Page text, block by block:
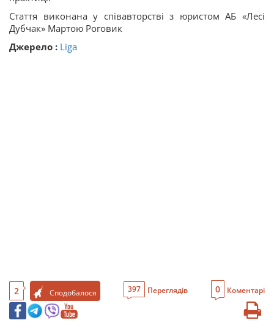
Стаття виконана у співавторстві з юристом АБ «Лесі
Дубчак» Мартою Роговик
Джерело : Liga
2 Сподобалося 397 Переглядів 0 Коментарі